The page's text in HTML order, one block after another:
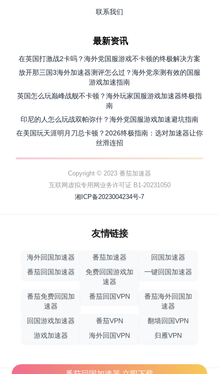
联系我们
最新资讯
在英国打激战2卡吗？海外党国服游戏不卡顿的终极解决方案
放开那三国3海外加速器测评怎么过？海外党亲测有效的国服
游戏加速指南
英国怎么玩巅峰战舰不卡顿？海外玩家国服游戏加速器终极指
南
印尼的人怎么玩战双帕弥什？海外党国服游戏加速避坑指南
在美国玩天涯明月刀总卡顿？2026终极指南：选对加速器让你
丝滑连招
Copyright © 2023 番茄加速器
互联网虚拟专用网业务许可证 B1-20231050
湘ICP备2023004234号-7
友情链接
海外回国加速器 番茄加速器
回国加速器
番茄回国加速器
免费回国游戏加
速器
一键回国加速器
番茄免费回国加
速器
番茄回国VPN
番茄海外回国加
速器
回国游戏加速器
番茄VPN
翻墙回国VPN
游戏加速器
海外回国VPN 归雁VPN